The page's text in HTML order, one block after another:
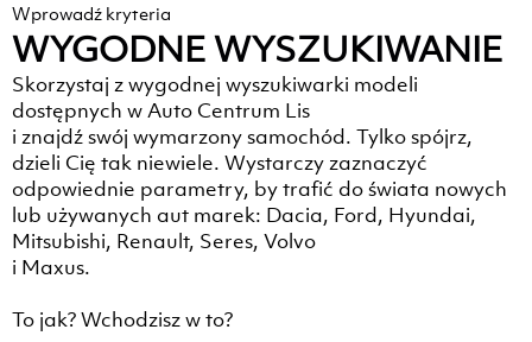
Wprowadź kryteria
WYGODNE WYSZUKIWANIE
Skorzystaj z wygodnej wyszukiwarki modeli
dostępnych w Auto Centrum Lis
i znajdź swój wymarzony samochód. Tylko spójrz,
dzieli Cię tak niewiele. Wystarczy zaznaczyć
odpowiednie parametry, by trafić do świata nowych
lub używanych aut marek: Dacia, Ford, Hyundai,
Mitsubishi, Renault, Seres, Volvo
i Maxus.
To jak? Wchodzisz w to?